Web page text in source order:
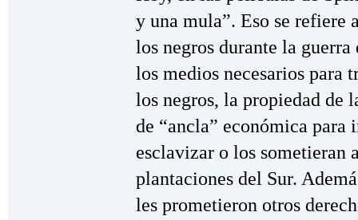
y una mula”. Eso se refiere
los negros durante la
los medios necesarios para
los negros, la propiedad de
de “ancla” económica
esclavizar o los sometieran
plantaciones del Sur.
les prometieron otros